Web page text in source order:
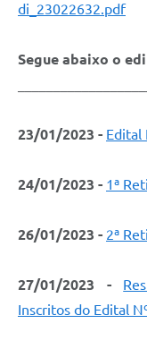
di_23022632.pdf
Segue abaixo o
23/01/2023 - Edital
24/01/2023 - 1ª
26/01/2023 - 2ª
27/01/2023 -
Inscritos do Edital